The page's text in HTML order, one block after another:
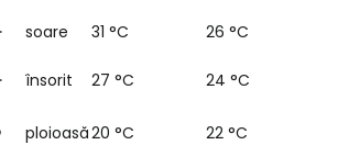
soare 31 °C
26 °C
însorit 27 °C
24 °C
ploioasă20 °C
22 °C